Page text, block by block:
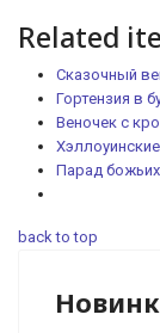
Related
Сказочный
Гортензия в
Веночек с
Парад
back to top